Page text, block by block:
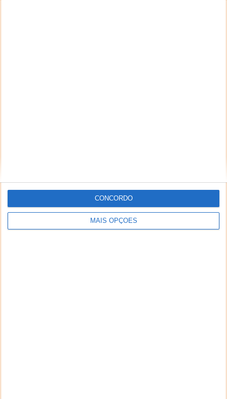
MAIS OPÇÕES
CONCORDO
NEWSLETTER PPLWARE